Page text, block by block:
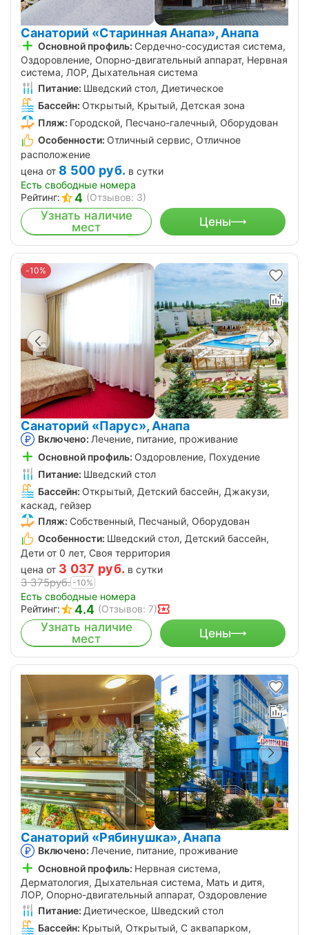
Санаторий «Старинная Анапа», Анапа
Основной профиль: Сердечно-сосудистая система,
Оздоровление, Опорно-двигательный аппарат, Нервная
система, ЛОР, Дыхательная система
Питание: Шведский стол, Диетическое
Бассейн: Открытый, Крытый, Детская зона
Пляж: Городской, Песчано-галечный, Оборудован
Особенности: Отличный сервис, Отличное
расположение
цена от 8 500 руб. в сутки
Есть свободные номера
Рейтинг:
4 (Отзывов: 3)
Узнать наличие
мест
Цены
-10%
Санаторий «Парус», Анапа
Включено: Лечение, питание, проживание
Основной профиль: Оздоровление, Похудение
Питание: Шведский стол
Бассейн: Открытый, Детский бассейн, Джакузи,
каскад, гейзер
Пляж: Собственный, Песчаный, Оборудован
Особенности: Шведский стол, Детский бассейн,
Дети от 0 лет, Своя территория
цена от 3 037 руб. в сутки
3 375руб. -10%
Есть свободные номера
Рейтинг:
4.4 (Отзывов: 7)
Узнать наличие
мест
Цены
Санаторий «Рябинушка», Анапа
Включено: Лечение, питание, проживание
Основной профиль: Нервная система,
Дерматология, Дыхательная система, Мать и дитя,
ЛОР, Опорно-двигательный аппарат, Оздоровление
Питание: Диетическое, Шведский стол
Бассейн: Крытый, Открытый, С аквапарком,